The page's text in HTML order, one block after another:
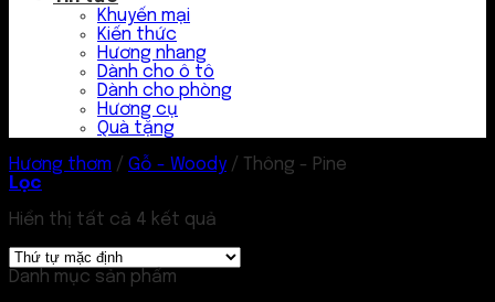
Khuyến mại
Kiến thức
Hương nhang
Dành cho ô tô
Dành cho phòng
Hương cụ
Quà tặng
Hương thơm / Gỗ - Woody / Thông - Pine
Lọc
Hiển thị tất cả 4 kết quả
Danh mục sản phẩm